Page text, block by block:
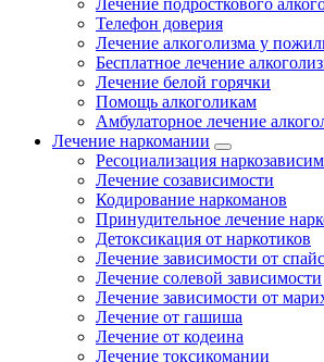
Лечение подросткового
Телефон доверия
Лечение алкоголизма у
Бесплатное лечение
Лечение белой горячки
Помощь алкоголикам
Амбулаторное лечение
Лечение наркомании
Ресоциализация
Лечение созависимости
Кодирование наркоманов
Принудительное лечение
Детоксикация от наркотиков
Лечение зависимости от
Лечение солевой зависимости
Лечение зависимости от
Лечение от гашиша
Лечение от кодеина
Лечение токсикомании